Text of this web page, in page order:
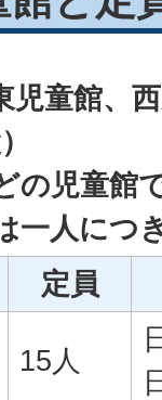
児童館、
の児童館
一人につ
定員
15人